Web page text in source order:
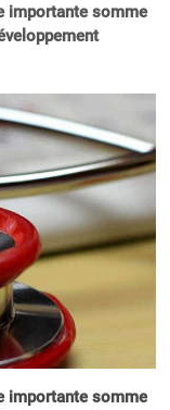
importante somme
importante somme